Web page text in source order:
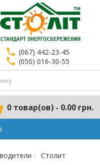
(067) 442-23-45
(050) 016-30-55
0 товар(ов) - 0.00 грн.
Столит